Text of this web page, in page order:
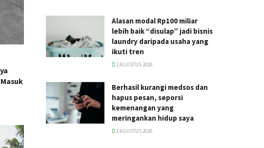
Alasan modal Rp100 miliar
lebih baik “disulap” jadi bisnis
laundry daripada usaha yang
ikuti tren
2 AGUSTUS 2026
Berhasil kurangi medsos dan
hapus pesan, seporsi
kemenangan yang
meringankan hidup saya
1 AGUSTUS 2026